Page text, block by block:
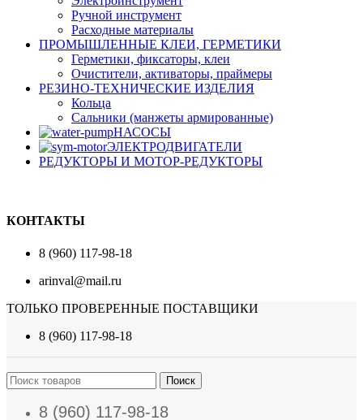
Ручной инструмент
Расходные материалы
ПРОМЫШЛЕННЫЕ КЛЕИ, ГЕРМЕТИКИ
Герметики, фиксаторы, клеи
Очистители, активаторы, праймеры
РЕЗИНО-ТЕХНИЧЕСКИЕ ИЗДЕЛИЯ
Кольца
Сальники (манжеты армированные)
НАСОСЫ
ЭЛЕКТРОДВИГАТЕЛИ
РЕДУКТОРЫ И МОТОР-РЕДУКТОРЫ
КОНТАКТЫ
8 (960) 117-98-18
arinval@mail.ru
ТОЛЬКО ПРОВЕРЕННЫЕ ПОСТАВЩИКИ
8 (960) 117-98-18
Поиск
8 (960) 117-98-18